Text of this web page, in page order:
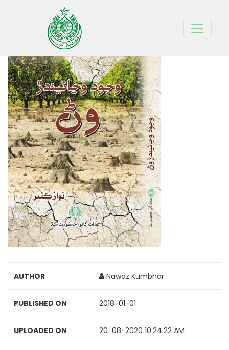
AUTHOR Nawaz Kumbhar
PUBLISHED ON 2018-01-01
UPLOADED ON 20-08-2020 10:24:22 AM